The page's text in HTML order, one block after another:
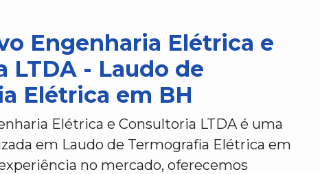
Engenharia Elétrica e
LTDA - Laudo de
Elétrica em BH
Elétrica e Consultoria LTDA é uma
em Laudo de Termografia Elétrica em
no mercado, oferecemos